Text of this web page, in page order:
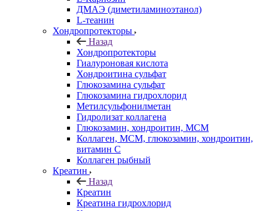
ДМАЭ (диметиламиноэтанол)
L-теанин
Хондропротекторы
Назад
Хондропротекторы
Гиалуроновая кислота
Хондроитина сульфат
Глюкозамина сульфат
Глюкозамина гидрохлорид
Метилсульфонилметан
Гидролизат коллагена
Глюкозамин, хондроитин, МСМ
Коллаген, МСМ, глюкозамин, хондроитин,
витамин С
Коллаген рыбный
Креатин
Назад
Креатин
Креатина гидрохлорид